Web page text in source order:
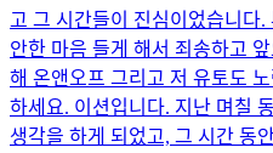
고 그 시간들이 진심이었습니다
안한 마음 들게 해서 죄송하고
해 온앤오프 그리고 저 유토도
하세요. 이션입니다. 지난 며칠
생각을 하게 되었고, 그 시간 동